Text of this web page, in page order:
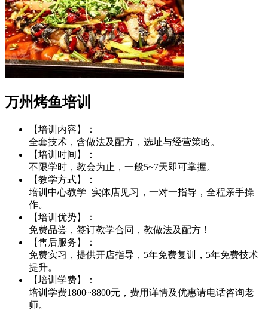
万州烤鱼培训
【培训内容】：
全套技术，含做法及配方，选址与经营策略。
【培训时间】：
不限学时，教会为止，一般5~7天即可掌握。
【教学方式】：
培训中心教学+实体店见习，一对一指导，全程亲手操
作。
【培训优势】：
免费品尝，签订教学合同，教做法及配方！
【售后服务】：
免费实习，提供开店指导，5年免费复训，5年免费技术
提升。
【培训学费】：
培训学费1800~8800元，费用详情及优惠请电话咨询老
师。